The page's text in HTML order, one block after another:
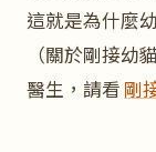
這就是為什麼
（關於剛接幼
醫生，請看 剛